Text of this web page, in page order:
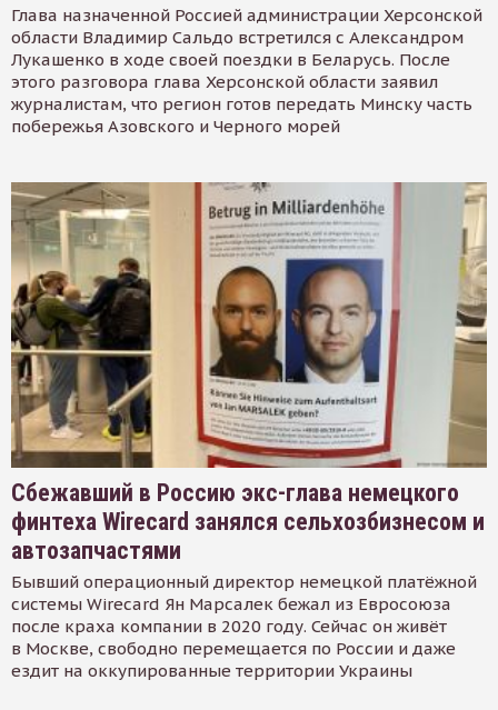
Глава назначенной Россией администрации Херсонской
области Владимир Сальдо встретился с Александром
Лукашенко в ходе своей поездки в Беларусь. После
этого разговора глава Херсонской области заявил
журналистам, что регион готов передать Минску часть
побережья Азовского и Черного морей
Сбежавший в Россию экс-глава немецкого
финтеха Wirecard занялся сельхозбизнесом и
автозапчастями
Бывший операционный директор немецкой платёжной
системы Wirecard Ян Марсалек бежал из Евросоюза
после краха компании в 2020 году. Сейчас он живёт
в Москве, свободно перемещается по России и даже
ездит на оккупированные территории Украины